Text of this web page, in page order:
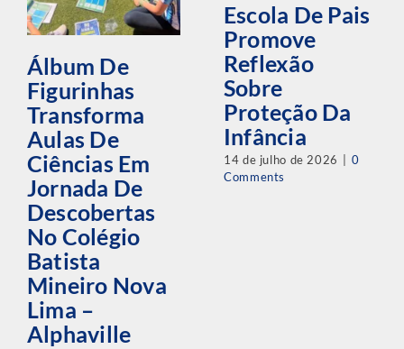
Álbum De
Figurinhas
Transforma
Aulas De
Ciências Em
Jornada De
Descobertas
No Colégio
Batista
Mineiro Nova
Lima –
Alphaville
Escola De Pais
Promove
Reflexão
Sobre
Proteção Da
Infância
14 de julho de 2026
0
Comments